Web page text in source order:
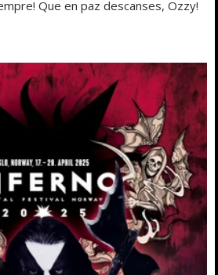
Que en paz descanses, Ozzy!